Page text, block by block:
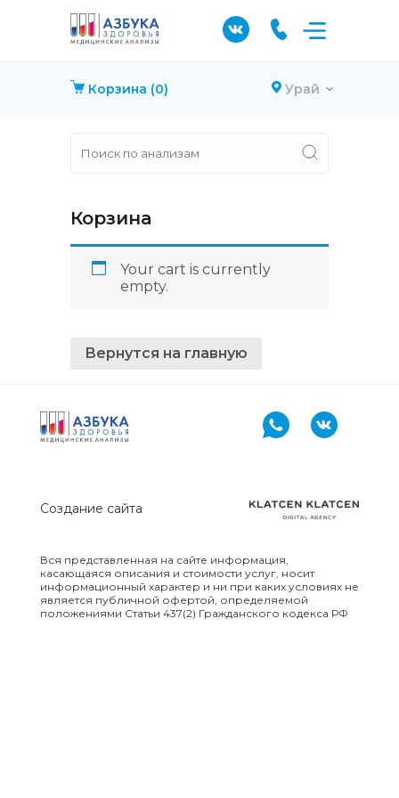
Корзина (0) Урай
Корзина
Your cart is currently
empty.
Вернутся на главную
Вся представленная на сайте информация,
касающаяся описания и стоимости услуг, носит
информационный характер и ни при каких условиях не
является публичной офертой, определяемой
положениями Статьи 437(2) Гражданского кодекса РФ
Создание сайта